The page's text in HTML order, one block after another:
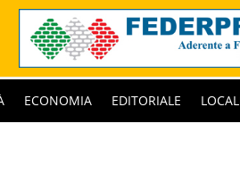
ECONOMIA EDITORIALE